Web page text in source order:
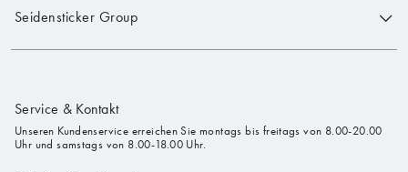
Seidensticker Group
Service & Kontakt
Unseren Kundenservice erreichen Sie montags bis freitags von 8.00-20.00
Uhr und samstags von 8.00-18.00 Uhr.